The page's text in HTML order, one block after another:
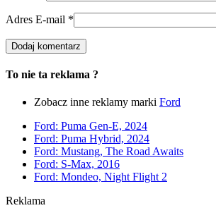
Adres E-mail *
To nie ta reklama ?
Zobacz inne reklamy marki Ford
Ford: Puma Gen-E, 2024
Ford: Puma Hybrid, 2024
Ford: Mustang, The Road Awaits
Ford: S-Max, 2016
Ford: Mondeo, Night Flight 2
Reklama